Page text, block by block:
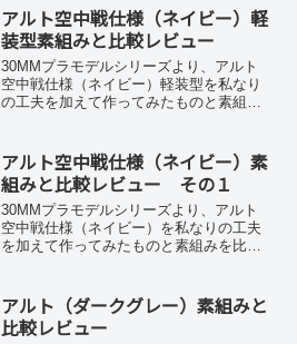
アルト空中戦仕様（ネイビー）軽
装型素組みと比較レビュー
30MMプラモデルシリーズより、アルト
空中戦仕様（ネイビー）軽装型を私なり
の工夫を加えて作ってみたものと素組み
アルト空中戦仕様（ネイビー）素
組みと比較レビュー その１
30MMプラモデルシリーズより、アルト
空中戦仕様（ネイビー）を私なりの工夫
を加えて作ってみたものと素組みを比較
アルト（ダークグレー）素組みと
比較レビュー